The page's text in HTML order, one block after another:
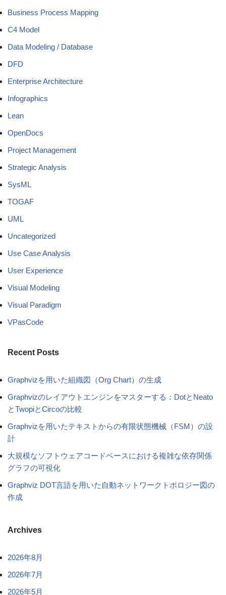
Business Process Mapping
C4 Model
Data Modeling / Database
DFD
Enterprise Architecture
Infographics
Lean
OpenDocs
Project Management
Strategic Analysis
SysML
TOGAF
UML
Uncategorized
Use Case Analysis
User Experience
Visual Modeling
Visual Paradigm
VPasCode
Recent Posts
Graphvizを用いた組織図（Org Chart）の生成
Graphvizのレイアウトエンジンをマスターする：DotとNeato
とTwopiとCircoの比較
Graphvizを用いたテキストからの有限状態機械（FSM）の設
計
大規模なソフトウェアコードベースにおける複雑な依存関係
グラフの可視化
Graphviz DOT言語を用いた自動ネットワークトポロジー図の
作成
Archives
2026年8月
2026年7月
2026年5月